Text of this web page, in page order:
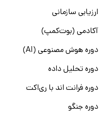
ارزیابی سازمانی
آکادمی (بوت‌کمپ)
دوره هوش مصنوعی (AI)
دوره تحلیل داده
دوره فرانت اند با ری‌اکت
دوره جنگو